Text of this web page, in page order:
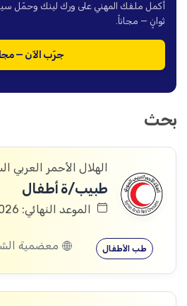
أكمل ملفك المهني على ورك لينك وحمّل سيرة
ثوانٍ — مجاناً.
جرّب الآن —
بحث
الهلال الأحمر العربي
طبيب/ة أطفال
الموعد النهائي: 09/08/2026
طب الأطفال